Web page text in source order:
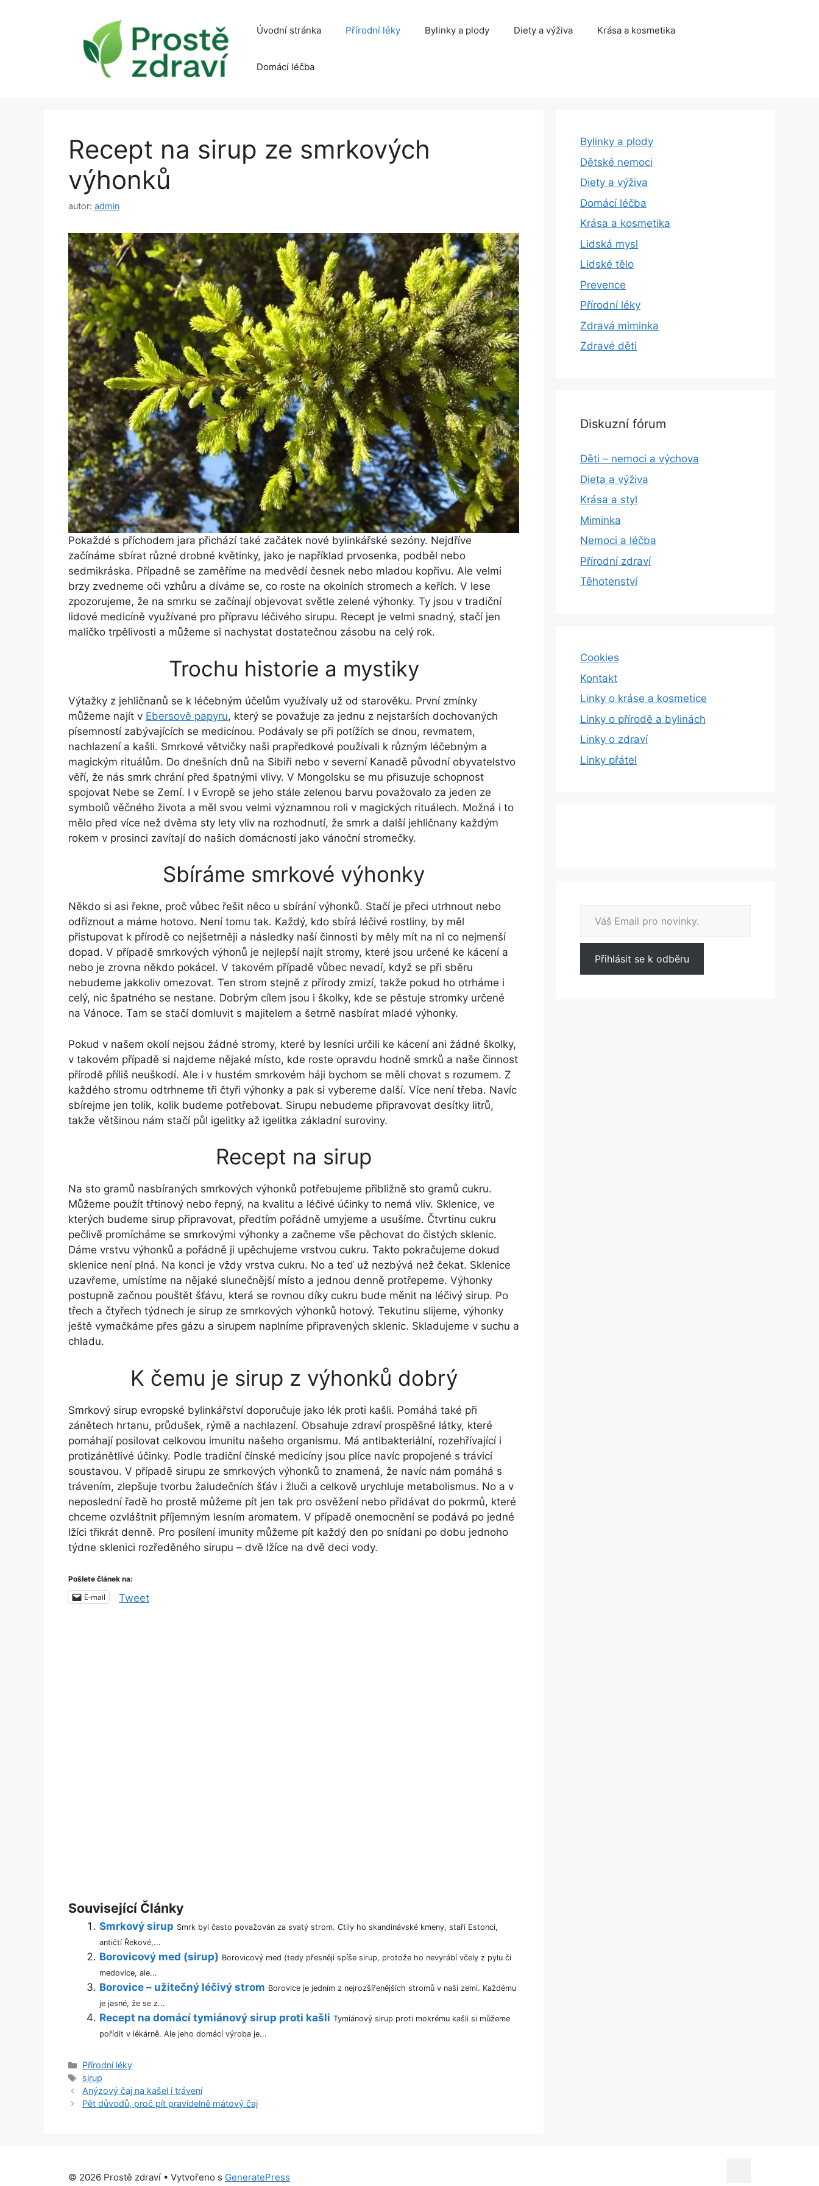
Úvodní stránka Přírodní léky Bylinky a plody Diety a výživa Krása a kosmetika
Domácí léčba
Recept na sirup ze smrkových
výhonků
autor: admin
Pokaždé s příchodem jara přichází také začátek nové bylinkářské sezóny. Nejdříve
začínáme sbírat různé drobné květinky, jako je například prvosenka, podběl nebo
sedmikráska. Případně se zaměříme na medvědí česnek nebo mladou kopřivu. Ale velmi
brzy zvedneme oči vzhůru a díváme se, co roste na okolních stromech a keřích. V lese
zpozorujeme, že na smrku se začínají objevovat světle zelené výhonky. Ty jsou v tradiční
lidové medicíně využívané pro přípravu léčivého sirupu. Recept je velmi snadný, stačí jen
maličko trpělivosti a můžeme si nachystat dostatečnou zásobu na celý rok.
Trochu historie a mystiky
Výtažky z jehličnanů se k léčebným účelům využívaly už od starověku. První zmínky
můžeme najít v Ebersově papyru, který se považuje za jednu z nejstarších dochovaných
písemností zabývajících se medicínou. Podávaly se při potížích se dnou, revmatem,
nachlazení a kašli. Smrkové větvičky naši prapředkové používali k různým léčebným a
magickým rituálům. Do dnešních dnů na Sibiři nebo v severní Kanadě původní obyvatelstvo
věří, že nás smrk chrání před špatnými vlivy. V Mongolsku se mu přisuzuje schopnost
spojovat Nebe se Zemí. I v Evropě se jeho stále zelenou barvu považovalo za jeden ze
symbolů věčného života a měl svou velmi významnou roli v magických rituálech. Možná i to
mělo před více než dvěma sty lety vliv na rozhodnutí, že smrk a další jehličnany každým
rokem v prosinci zavítají do našich domácností jako vánoční stromečky.
Sbíráme smrkové výhonky
Někdo si asi řekne, proč vůbec řešit něco u sbírání výhonků. Stačí je přeci utrhnout nebo
odříznout a máme hotovo. Není tomu tak. Každý, kdo sbírá léčivé rostliny, by měl
přistupovat k přírodě co nejšetrněji a následky naší činnosti by měly mít na ni co nejmenší
dopad. V případě smrkových výhonů je nejlepší najít stromy, které jsou určené ke kácení a
nebo je zrovna někdo pokácel. V takovém případě vůbec nevadí, když se při sběru
nebudeme jakkoliv omezovat. Ten strom stejně z přírody zmizí, takže pokud ho otrháme i
celý, nic špatného se nestane. Dobrým cílem jsou i školky, kde se pěstuje stromky určené
na Vánoce. Tam se stačí domluvit s majitelem a šetrně nasbírat mladé výhonky.
Pokud v našem okolí nejsou žádné stromy, které by lesníci určili ke kácení ani žádné školky,
v takovém případě si najdeme nějaké místo, kde roste opravdu hodně smrků a naše činnost
přírodě příliš neuškodí. Ale i v hustém smrkovém háji bychom se měli chovat s rozumem. Z
každého stromu odtrhneme tři čtyři výhonky a pak si vybereme další. Více není třeba. Navíc
sbírejme jen tolik, kolik budeme potřebovat. Sirupu nebudeme připravovat desítky litrů,
takže většinou nám stačí půl igelitky až igelitka základní suroviny.
Recept na sirup
Na sto gramů nasbíraných smrkových výhonků potřebujeme přibližně sto gramů cukru.
Můžeme použít třtinový nebo řepný, na kvalitu a léčivé účinky to nemá vliv. Sklenice, ve
kterých budeme sirup připravovat, předtím pořádně umyjeme a usušíme. Čtvrtinu cukru
pečlivě promícháme se smrkovými výhonky a začneme vše pěchovat do čistých sklenic.
Dáme vrstvu výhonků a pořádně ji upěchujeme vrstvou cukru. Takto pokračujeme dokud
sklenice není plná. Na konci je vždy vrstva cukru. No a teď už nezbývá než čekat. Sklenice
uzavřeme, umístíme na nějaké slunečnější místo a jednou denně protřepeme. Výhonky
postupně začnou pouštět šťávu, která se rovnou díky cukru bude měnit na léčivý sirup. Po
třech a čtyřech týdnech je sirup ze smrkových výhonků hotový. Tekutinu slijeme, výhonky
ještě vymačkáme přes gázu a sirupem naplníme připravených sklenic. Skladujeme v suchu a
chladu.
K čemu je sirup z výhonků dobrý
Smrkový sirup evropské bylinkářství doporučuje jako lék proti kašli. Pomáhá také při
zánětech hrtanu, průdušek, rýmě a nachlazení. Obsahuje zdraví prospěšné látky, které
pomáhají posilovat celkovou imunitu našeho organismu. Má antibakteriální, rozehřívající i
protizánětlivé účinky. Podle tradiční čínské medicíny jsou plíce navíc propojené s trávicí
soustavou. V případě sirupu ze smrkových výhonků to znamená, že navíc nám pomáhá s
trávením, zlepšuje tvorbu žaludečních šťáv i žluči a celkově urychluje metabolismus. No a v
neposlední řadě ho prostě můžeme pít jen tak pro osvěžení nebo přidávat do pokrmů, které
chceme ozvláštnit příjemným lesním aromatem. V případě onemocnění se podává po jedné
lžíci třikrát denně. Pro posílení imunity můžeme pít každý den po snídani po dobu jednoho
týdne sklenici rozředěného sirupu – dvě lžíce na dvě deci vody.
Pošlete článek na:
E-mail Tweet
Související Články
Smrkový sirup Smrk byl často považován za svatý strom. Ctily ho skandinávské kmeny, staří Estonci,
antičtí Řekové,...
Borovicový med (sirup) Borovicový med (tedy přesněji spíše sirup, protože ho nevyrábí včely z pylu či
medovice, ale...
Borovice – užitečný léčivý strom Borovice je jedním z nejrozšířenějších stromů v naší zemi. Každému
je jasné, že se z...
Recept na domácí tymiánový sirup proti kašli Tymiánový sirup proti mokrému kašli si můžeme
pořídit v lékárně. Ale jeho domácí výroba je...
Rubriky
Přírodní léky
Štítky
sirup
Anýzový čaj na kašel i trávení
Pět důvodů, proč pít pravidelně mátový čaj
Bylinky a plody
Dětské nemoci
Diety a výživa
Domácí léčba
Krása a kosmetika
Lidská mysl
Lidské tělo
Prevence
Přírodní léky
Zdravá miminka
Zdravé děti
Diskuzní fórum
Děti – nemoci a výchova
Dieta a výživa
Krása a styl
Miminka
Nemoci a léčba
Přírodní zdraví
Těhotenství
Cookies
Kontakt
Linky o kráse a kosmetice
Linky o přírodě a bylinách
Linky o zdraví
Linky přátel
Přihlásit se k odběru
© 2026 Prostě zdraví • Vytvořeno s GeneratePress